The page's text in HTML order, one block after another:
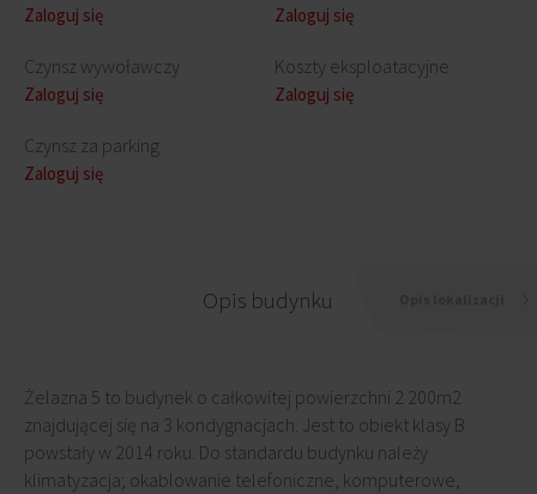
Zaloguj się
Czynsz wywoławczy
Zaloguj się
Czynsz za parking
Zaloguj się
Zaloguj się
Koszty eksploatacyjne
Zaloguj się
Opis budynku
Żelazna 5 to budynek o całkowitej powierzchni 2 200m2
znajdującej się na 3 kondygnacjach. Jest to obiekt klasy B
powstały w 2014 roku. Do standardu budynku należy
klimatyzacja; okablowanie telefoniczne, komputerowe,